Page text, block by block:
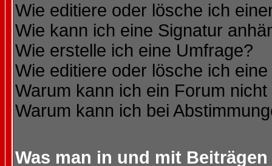
Wie editiere oder lösche ich
Wie kann ich eine Signatur
Wie erstelle ich eine Umfrage?
Wie editiere oder lösche ich
Warum kann ich ein Forum
Warum kann ich bei
Was man in und mit